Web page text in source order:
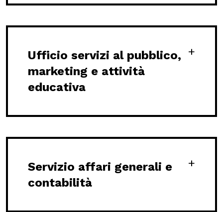
Ufficio servizi al pubblico,
marketing e attività
educativa
Servizio affari generali e
contabilità